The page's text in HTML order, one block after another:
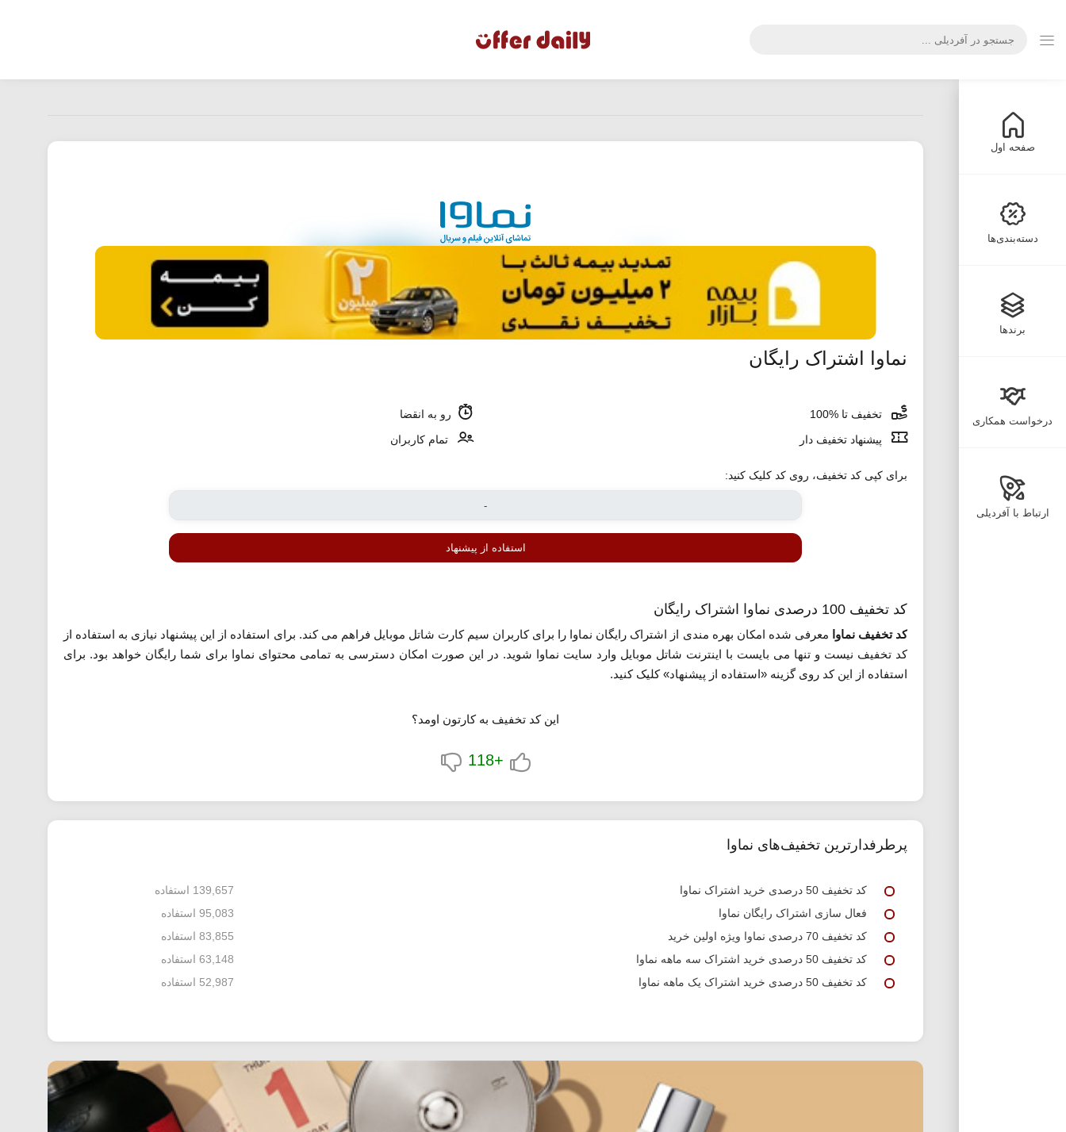
صفحه اول
دسته‌بندی‌ها
برندها
درخواست همکاری
ارتباط با آفردیلی
نماوا اشتراک رایگان
تخفیف تا %100
رو به انقضا
پیشنهاد تخفیف دار
تمام کاربران
برای کپی کد تخفیف، روی کد کلیک کنید:
استفاده از پیشنهاد
کد تخفیف 100 درصدی نماوا اشتراک رایگان
کد تخفیف نماوا معرفی شده امکان بهره مندی از اشتراک رایگان نماوا را برای کاربران سیم کارت شاتل موبایل فراهم می کند. برای استفاده از این پیشنهاد نیازی به استفاده از
کد تخفیف نیست و تنها می بایست با اینترنت شاتل موبایل وارد سایت نماوا شوید. در این صورت امکان دسترسی به تمامی محتوای نماوا برای شما رایگان خواهد بود. برای
استفاده از این کد روی گزینه «استفاده از پیشنهاد» کلیک کنید.
این کد تخفیف به کارتون اومد؟
+118
پرطرفدارترین تخفیف‌های نماوا
کد تخفیف 50 درصدی خرید اشتراک نماوا
139,657 استفاده
فعال سازی اشتراک رایگان نماوا
95,083 استفاده
کد تخفیف 70 درصدی نماوا ویژه اولین خرید
83,855 استفاده
کد تخفیف 50 درصدی خرید اشتراک سه ماهه نماوا
63,148 استفاده
کد تخفیف 50 درصدی خرید اشتراک یک ماهه نماوا
52,987 استفاده